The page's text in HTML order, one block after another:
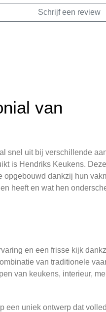
Schrijf een review
van
snel uit bij verschillende
is Hendriks Keukens.
opgebouwd dankzij hun
heeft en wat hen
en een frisse kijk
van traditionele
van keukens, interieur,
een uniek ontwerp dat